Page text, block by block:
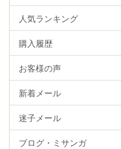
人気ランキング
購入履歴
お客様の声
新着メール
迷子メール
ブログ・ミサンガ